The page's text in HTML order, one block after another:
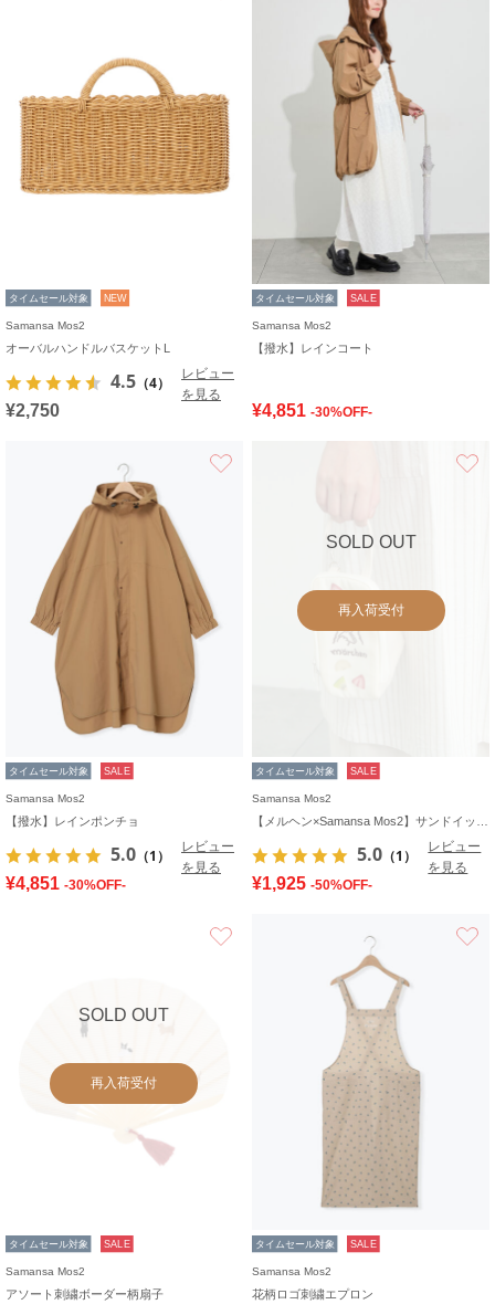
タイムセール対象 NEW
Samansa Mos2
オーバルハンドルバスケットL
4.5 （4）
レビュー
を見る
¥2,750
タイムセール対象 SALE
Samansa Mos2
【撥水】レインコート
¥4,851 -30%OFF-
タイムセール対象 SALE
Samansa Mos2
【撥水】レインポンチョ
5.0 （1）
レビュー
を見る
¥4,851 -30%OFF-
SOLD OUT
再入荷受付
タイムセール対象 SALE
Samansa Mos2
5.0 （1）
レビュー
を見る
¥1,925 -50%OFF-
SOLD OUT
再入荷受付
タイムセール対象 SALE
Samansa Mos2
アソート刺繍ボーダー柄扇子
タイムセール対象 SALE
Samansa Mos2
花柄ロゴ刺繍エプロン